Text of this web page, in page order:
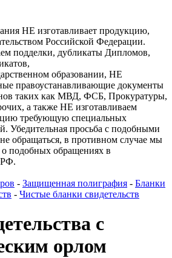
НЕ изготавливает продукцию,
Российской Федерации.
подделки, дубликаты Дипломов,
образовании, НЕ
правоустанавливающие документы
таких как МВД, ФСБ, Прокуратуры,
а также НЕ изготавливаем
требующую специальных
Убедительная просьба с подобными
обращаться, в противном случае мы
подобных обращениях в
РФ.
- Защищенная полиграфия - Бланки
- Чистые бланки свидетельств
с
орлом